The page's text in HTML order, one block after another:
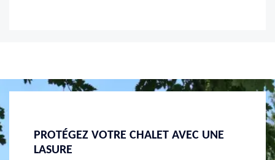
POUR UNE FORTE RÉSISTANCE AUX
INTEMPÉRIES, APPELEZ MASSON
EN